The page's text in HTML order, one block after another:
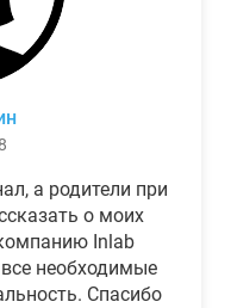
а родители при
о моих
Inlab
необходимые
Спасибо